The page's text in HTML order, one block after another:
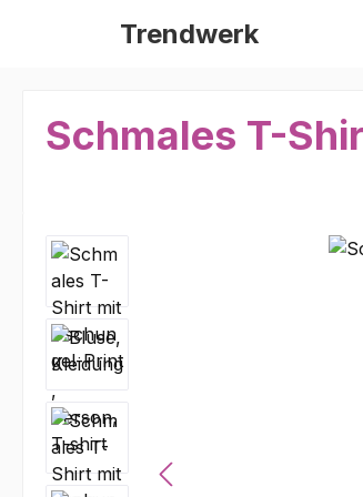
Hauptinhalt springen
Zur Suche springen
Zur Hauptnavigation springen
Trendwerk
Schmales T-
Bildergalerie überspringen